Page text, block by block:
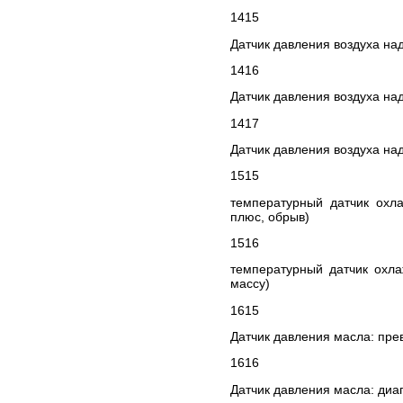
1415
Датчик давления воздуха
1416
Датчик давления воздуха
1417
Датчик давления воздуха
1515
температурный датчик
плюс, обрыв)
1516
температурный датчик
массу)
1615
Датчик давления масла:
1616
Датчик давления масла: